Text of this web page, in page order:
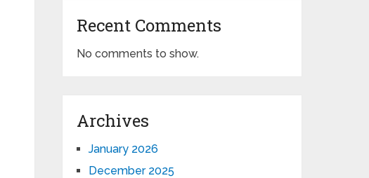
Recent Comments
No comments to show.
Archives
January 2026
December 2025